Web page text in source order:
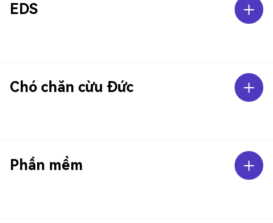
EDS
Chó chăn cừu Đức
Phần mềm